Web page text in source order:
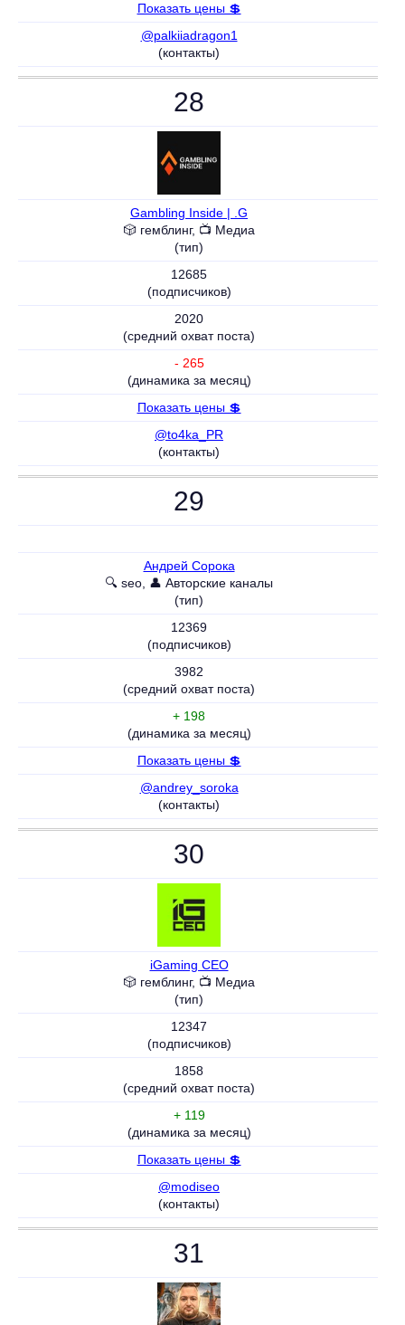
Показать цены 💲
@palkiiadragon1
(контакты)
28
Gambling Inside | .G
🎲 гемблинг, 📺 Медиа
(тип)
12685
(подписчиков)
2020
(средний охват поста)
- 265
(динамика за месяц)
Показать цены 💲
@to4ka_PR
(контакты)
29
Андрей Сорока
🔍 seo, 👤 Авторские каналы
(тип)
12369
(подписчиков)
3982
(средний охват поста)
+ 198
(динамика за месяц)
Показать цены 💲
@andrey_soroka
(контакты)
30
iGaming CEO
🎲 гемблинг, 📺 Медиа
(тип)
12347
(подписчиков)
1858
(средний охват поста)
+ 119
(динамика за месяц)
Показать цены 💲
@modiseo
(контакты)
31